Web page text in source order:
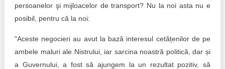
persoanelor şi mijloacelor de transport? Nu la noi asta nu e
posibil, pentru că la noi:
"Aceste negocieri au avut la bază interesul cetățenilor de pe
ambele maluri ale Nistrului, iar sarcina noastră politică, dar și
a Guvernului, a fost să ajungem la un rezultat pozitiv, să